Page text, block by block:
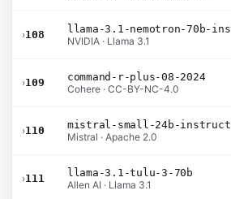
›108
NVIDIA · Llama 3.1
›109
command-r-plus-08-2024
Cohere · CC-BY-NC-4.0
›110
Mistral · Apache 2.0
›111
llama-3.1-tulu-3-70b
Allen AI · Llama 3.1